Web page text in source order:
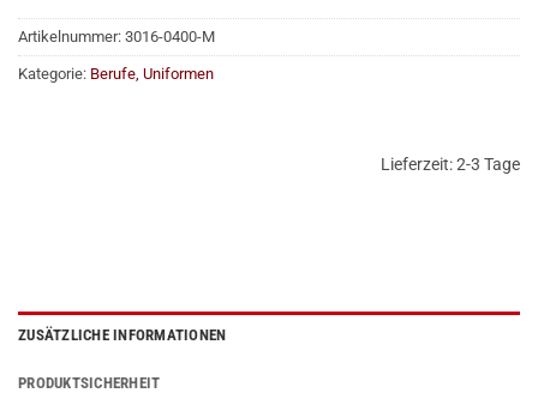
Artikelnummer: 3016-0400-M
Kategorie: Berufe, Uniformen
Lieferzeit:2-3 Tage
ZUSÄTZLICHE INFORMATIONEN
PRODUKTSICHERHEIT